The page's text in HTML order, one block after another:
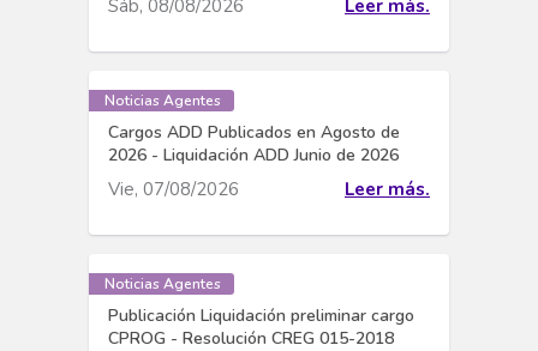
Sáb, 08/08/2026 Leer más.
Noticias Agentes
Cargos ADD Publicados en Agosto de
2026 - Liquidación ADD Junio de 2026
Vie, 07/08/2026 Leer más.
Noticias Agentes
Publicación Liquidación preliminar cargo
CPROG - Resolución CREG 015-2018